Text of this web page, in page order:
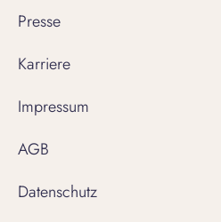
Presse
Karriere
Impressum
AGB
Datenschutz